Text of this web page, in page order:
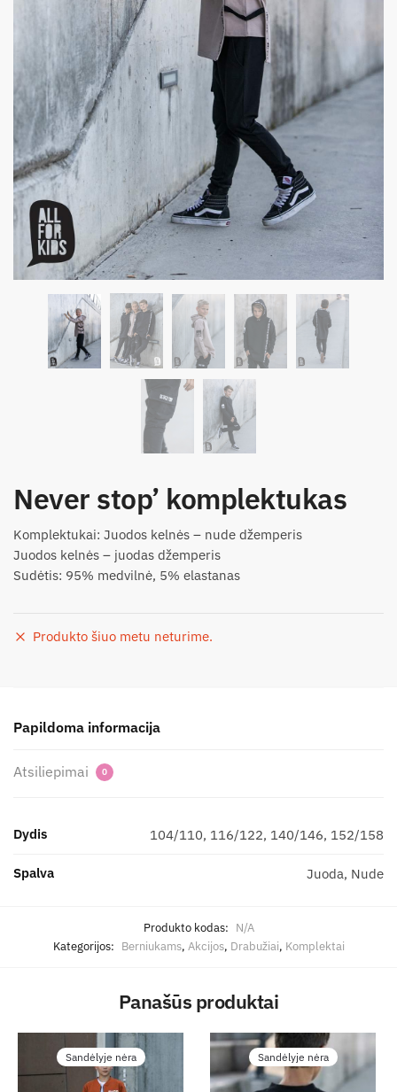
Never stop’ komplektukas
Komplektukai: Juodos kelnės – nude džemperis
Juodos kelnės – juodas džemperis
Sudėtis: 95% medvilnė, 5% elastanas
Produkto šiuo metu neturime.
Papildoma informacija
Atsiliepimai 0
Dydis 104/110, 116/122, 140/146, 152/158
Spalva Juoda, Nude
Produkto kodas: N/A
Kategorijos: Berniukams, Akcijos, Drabužiai, Komplektai
Panašūs produktai
Sandėlyje nėra Sandėlyje nėra